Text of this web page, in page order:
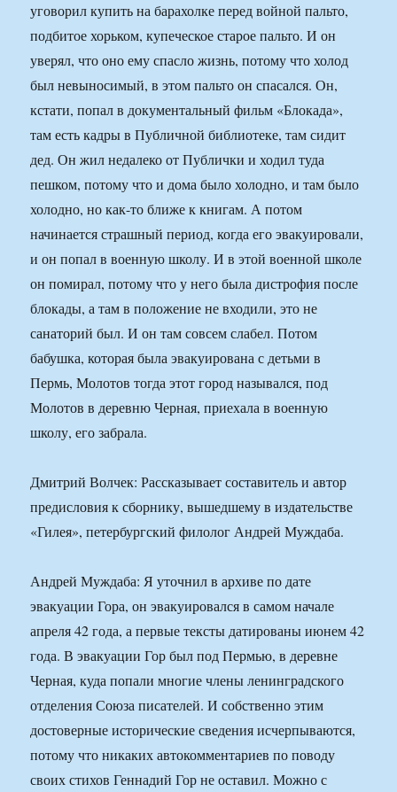
уговорил купить на барахолке перед войной пальто,
подбитое хорьком, купеческое старое пальто. И он
уверял, что оно ему спасло жизнь, потому что холод
был невыносимый, в этом пальто он спасался. Он,
кстати, попал в документальный фильм «Блокада»,
там есть кадры в Публичной библиотеке, там сидит
дед. Он жил недалеко от Публички и ходил туда
пешком, потому что и дома было холодно, и там было
холодно, но как-то ближе к книгам. А потом
начинается страшный период, когда его эвакуировали,
и он попал в военную школу. И в этой военной школе
он помирал, потому что у него была дистрофия после
блокады, а там в положение не входили, это не
санаторий был. И он там совсем слабел. Потом
бабушка, которая была эвакуирована с детьми в
Пермь, Молотов тогда этот город назывался, под
Молотов в деревню Черная, приехала в военную
школу, его забрала.
Дмитрий Волчек: Рассказывает составитель и автор
предисловия к сборнику, вышедшему в издательстве
«Гилея», петербургский филолог Андрей Муждаба.
Андрей Муждаба: Я уточнил в архиве по дате
эвакуации Гора, он эвакуировался в самом начале
апреля 42 года, а первые тексты датированы июнем 42
года. В эвакуации Гор был под Пермью, в деревне
Черная, куда попали многие члены ленинградского
отделения Союза писателей. И собственно этим
достоверные исторические сведения исчерпываются,
потому что никаких автокомментариев по поводу
своих стихов Геннадий Гор не оставил. Можно с